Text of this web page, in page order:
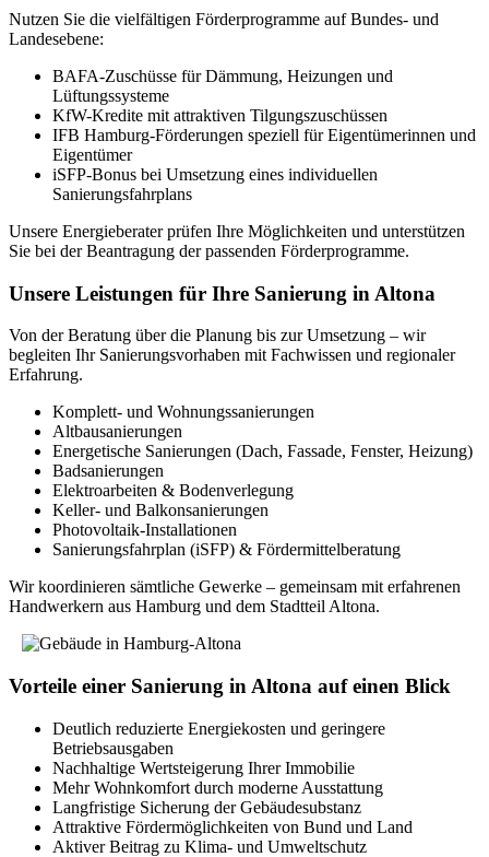
Nutzen Sie die vielfältigen Förderprogramme auf Bundes- und
Landesebene:
BAFA-Zuschüsse für Dämmung, Heizungen und
Lüftungssysteme
KfW-Kredite mit attraktiven Tilgungszuschüssen
IFB Hamburg-Förderungen speziell für Eigentümerinnen und
Eigentümer
iSFP-Bonus bei Umsetzung eines individuellen
Sanierungsfahrplans
Unsere Energieberater prüfen Ihre Möglichkeiten und unterstützen
Sie bei der Beantragung der passenden Förderprogramme.
Unsere Leistungen für Ihre Sanierung in Altona
Von der Beratung über die Planung bis zur Umsetzung – wir
begleiten Ihr Sanierungsvorhaben mit Fachwissen und regionaler
Erfahrung.
Komplett- und Wohnungssanierungen
Altbausanierungen
Energetische Sanierungen (Dach, Fassade, Fenster, Heizung)
Badsanierungen
Elektroarbeiten & Bodenverlegung
Keller- und Balkonsanierungen
Photovoltaik-Installationen
Sanierungsfahrplan (iSFP) & Fördermittelberatung
Wir koordinieren sämtliche Gewerke – gemeinsam mit erfahrenen
Handwerkern aus Hamburg und dem Stadtteil Altona.
Vorteile einer Sanierung in Altona auf einen Blick
Deutlich reduzierte Energiekosten und geringere
Betriebsausgaben
Nachhaltige Wertsteigerung Ihrer Immobilie
Mehr Wohnkomfort durch moderne Ausstattung
Langfristige Sicherung der Gebäudesubstanz
Attraktive Fördermöglichkeiten von Bund und Land
Aktiver Beitrag zu Klima- und Umweltschutz